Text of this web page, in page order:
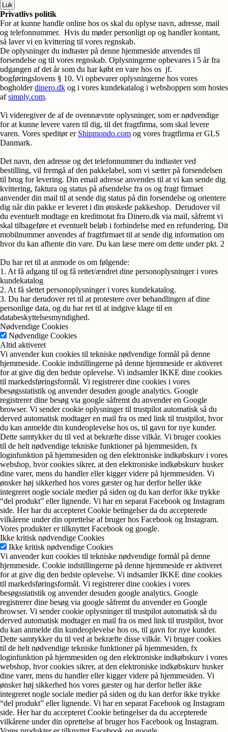
Luk
Privatlivs politik
For at kunne handle online hos os skal du oplyse navn, adresse, mail
og telefonnummer. Hvis du møder personligt op og handler kontant,
så laver vi en kvittering til vores regnskab.
De oplysninger du indtaster på denne hjemmeside anvendes til
forsendelse og til vores regnskab. Oplysningerne opbevares i 5 år fra
udgangen af det år som du har købt en vare hos os jf.
bogføringslovens § 10. Vi opbevarer oplysningerne hos vores
bogholderdinero.dk og i vores kundekatalog i webshoppen som hostes
afsimply.com.
Vi videregiver de af de ovennævnte oplysninger, som er nødvendige
for at kunne levere varen til dig, til det fragtfirma, som skal levere
varen. Vores speditør er Shipmondo.com og vores fragtfirma er GLS
Danmark.
Det navn, den adresse og det telefonnummer du indtaster ved
bestilling, vil fremgå af den pakkelabel, som vi sætter på forsendelsen
til brug for levering. Din email adresse anvendes til at vi kan sende dig
kvittering, faktura og status på afsendelse fra os og fragt firmaet
anvender din mail til at sende dig status på din forsendelse og orientere
dig når din pakke er leveret i din ønskede pakkeshop. Derudover vil
du eventuelt modtage en kreditnotat fra Dinero.dk via mail, såfremt vi
skal tilbageføre et eventuelt beløb i forbindelse med en refundering. Dit
mobilnummer anvendes af fragtfirmaet til at sende dig information om
hvor du kan afhente din vare. Du kan læse mere om dette under pkt. 2
Du har ret til at anmode os om følgende:
1. At få adgang til og få rettet/ændret dine personoplysninger i vores
kundekatalog
2. At få slettet personoplysninger i vores kundekatalog.
3. Du har derudover ret til at protestere over behandlingen af dine
personlige data, og du har ret til at indgive klage til en
databeskyttelsesmyndighed.
Nødvendige Cookies
Nødvendige Cookies
Altid aktiveret
Vi anvender kun cookies til tekniske nødvendige formål på denne
hjemmeside. Cookie indstillingerne på denne hjemmeside er aktiveret
for at give dig den bedste oplevelse. Vi indsamler IKKE dine cookies
til markedsføringsformål. Vi registrerer dine cookies i vores
besøgsstatistik og anvender desuden google analytics. Google
registrerer dine besøg via google såfremt du anvender en Google
browser. Vi sender cookie oplysninger til trustpilot automatisk så du
derved automatisk modtager en mail fra os med link til trustpilot, hvor
du kan anmelde din kundeoplevelse hos os, til gavn for nye kunder.
Dette samtykker du til ved at bekræfte disse vilkår. Vi bruger cookies
til de helt nødvendige tekniske funktioner på hjemmesiden, fx
loginfunktion på hjemmesiden og den elektroniske indkøbskurv i vores
webshop, hvor cookies sikrer, at den elektroniske indkøbskurv husker
dine varer, mens du handler eller kigger videre på hjemmesiden. Vi
ønsker høj sikkerhed hos vores gæster og har derfor heller ikke
integreret nogle sociale medier på siden og du kan derfor ikke trykke
“del produkt” eller lignende. Vi har en separat Facebook og Instagram
side. Her har du accepteret Cookie betingelser da du accepterede
vilkårene under din oprettelse af bruger hos Facebook og Instagram.
Vores produkter er tilknyttet Facebook og google.
Ikke kritisk nødvendige Cookies
Ikke kritisk nødvendige Cookies
Vi anvender kun cookies til tekniske nødvendige formål på denne
hjemmeside. Cookie indstillingerne på denne hjemmeside er aktiveret
for at give dig den bedste oplevelse. Vi indsamler IKKE dine cookies
til markedsføringsformål. Vi registrerer dine cookies i vores
besøgsstatistik og anvender desuden google analytics. Google
registrerer dine besøg via google såfremt du anvender en Google
browser. Vi sender cookie oplysninger til trustpilot automatisk så du
derved automatisk modtager en mail fra os med link til trustpilot, hvor
du kan anmelde din kundeoplevelse hos os, til gavn for nye kunder.
Dette samtykker du til ved at bekræfte disse vilkår. Vi bruger cookies
til de helt nødvendige tekniske funktioner på hjemmesiden, fx
loginfunktion på hjemmesiden og den elektroniske indkøbskurv i vores
webshop, hvor cookies sikrer, at den elektroniske indkøbskurv husker
dine varer, mens du handler eller kigger videre på hjemmesiden. Vi
ønsker høj sikkerhed hos vores gæster og har derfor heller ikke
integreret nogle sociale medier på siden og du kan derfor ikke trykke
“del produkt” eller lignende. Vi har en separat Facebook og Instagram
side. Her har du accepteret Cookie betingelser da du accepterede
vilkårene under din oprettelse af bruger hos Facebook og Instagram.